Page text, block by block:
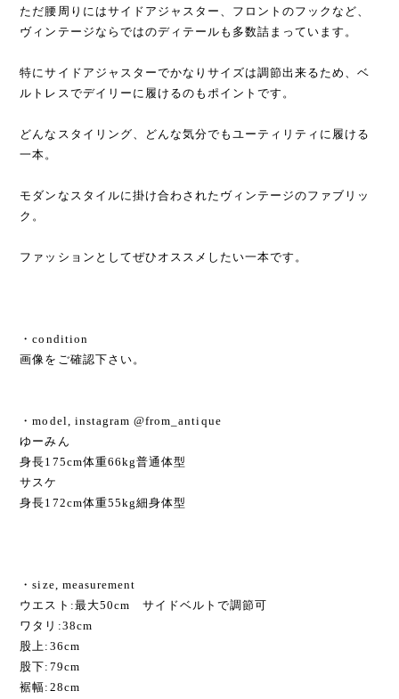
ただ腰周りにはサイドアジャスター、フロントのフックなど、
ヴィンテージならではのディテールも多数詰まっています。
特にサイドアジャスターでかなりサイズは調節出来るため、ベ
ルトレスでデイリーに履けるのもポイントです。
どんなスタイリング、どんな気分でもユーティリティに履ける
一本。
モダンなスタイルに掛け合わされたヴィンテージのファブリッ
ク。
ファッションとしてぜひオススメしたい一本です。
・condition
画像をご確認下さい。
・model, instagram @from_antique
ゆーみん
身長175cm体重66kg普通体型
サスケ
身長172cm体重55kg細身体型
・size, measurement
ウエスト:最大50cm サイドベルトで調節可
ワタリ:38cm
股上:36cm
股下:79cm
裾幅:28cm